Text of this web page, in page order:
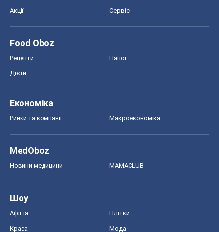
Акції Сервіс
Food Oboz
Рецепти Напої
Дієти
Економіка
Ринки та компанії Макроекономіка
MedOboz
Новини медицини MAMACLUB
Шоу
Афіша Плітки
Краса Мода